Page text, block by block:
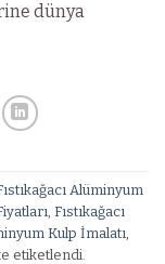
dünya
Alüminyum
Fıstıkağacı
Kulp İmalatı
etiketlendi.